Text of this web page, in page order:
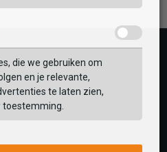
die we gebruiken om
en je relevante,
te laten zien,